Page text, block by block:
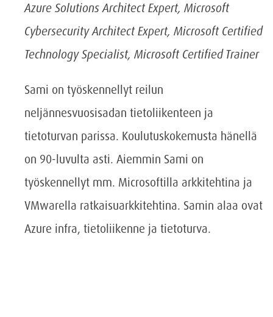
Azure Solutions Architect Expert, Microsoft
Cybersecurity Architect Expert, Microsoft Certified
Technology Specialist, Microsoft Certified Trainer
Sami on työskennellyt reilun
neljännesvuosisadan tietoliikenteen ja
tietoturvan parissa. Koulutuskokemusta hänellä
on 90-luvulta asti. Aiemmin Sami on
työskennellyt mm. Microsoftilla arkkitehtina ja
VMwarella ratkaisuarkkitehtina. Samin alaa ovat
Azure infra, tietoliikenne ja tietoturva.